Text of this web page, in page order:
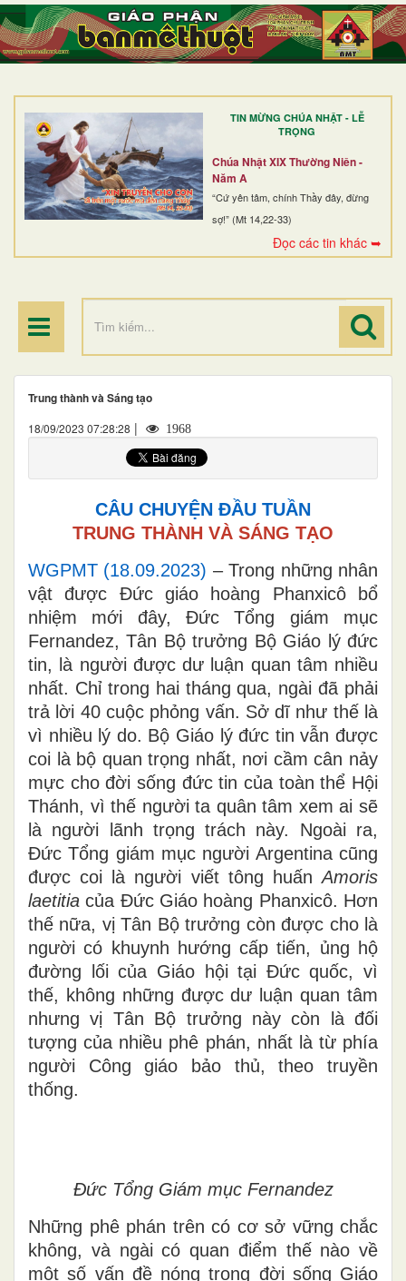
TIN MỪNG CHÚA NHẬT - LỄ
TRỌNG
Chúa Nhật XIX Thường Niên -
Năm A
“Cứ yên tâm, chính Thầy đây, đừng
sợ!” (Mt 14,22-33)
Đọc các tin khác ➥
TRANG NHẤT
GIỚI THIỆU
DÒNG TU
BAN MỤC VỤ
ĐOÀN THỂ CG
Trung thành và Sáng tạo
18/09/2023 07:28:28 | 1968
CÂU CHUYỆN ĐẦU TUẦN
TRUNG THÀNH VÀ SÁNG TẠO
WGPMT (18.09.2023) – Trong những nhân
vật được Đức giáo hoàng Phanxicô bổ
nhiệm mới đây, Đức Tổng giám mục
Fernandez, Tân Bộ trưởng Bộ Giáo lý đức
tin, là người được dư luận quan tâm nhiều
nhất. Chỉ trong hai tháng qua, ngài đã phải
trả lời 40 cuộc phỏng vấn. Sở dĩ như thế là
vì nhiều lý do. Bộ Giáo lý đức tin vẫn được
coi là bộ quan trọng nhất, nơi cầm cân nảy
mực cho đời sống đức tin của toàn thể Hội
Thánh, vì thế người ta quân tâm xem ai sẽ
là người lãnh trọng trách này. Ngoài ra,
Đức Tổng giám mục người Argentina cũng
được coi là người viết tông huấnAmoris
laetitia của Đức Giáo hoàng Phanxicô. Hơn
thế nữa, vị Tân Bộ trưởng còn được cho là
người có khuynh hướng cấp tiến, ủng hộ
đường lối của Giáo hội tại Đức quốc, vì
thế, không những được dư luận quan tâm
nhưng vị Tân Bộ trưởng này còn là đối
tượng của nhiều phê phán, nhất là từ phía
người Công giáo bảo thủ, theo truyền
thống.
Đức Tổng Giám mục Fernandez
Những phê phán trên có cơ sở vững chắc
không, và ngài có quan điểm thế nào về
một số vấn đề nóng trong đời sống Giáo